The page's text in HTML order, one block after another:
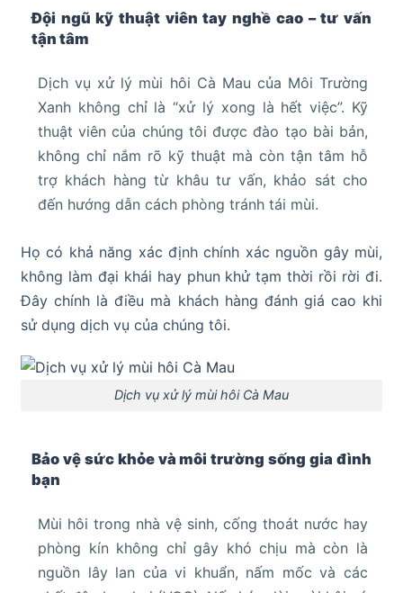
Đội ngũ kỹ thuật viên tay nghề cao – tư vấn
tận tâm
Dịch vụ xử lý mùi hôi Cà Mau của Môi Trường
Xanh không chỉ là “xử lý xong là hết việc”. Kỹ
thuật viên của chúng tôi được đào tạo bài bản,
không chỉ nắm rõ kỹ thuật mà còn tận tâm hỗ
trợ khách hàng từ khâu tư vấn, khảo sát cho
đến hướng dẫn cách phòng tránh tái mùi.
Họ có khả năng xác định chính xác nguồn gây mùi,
không làm đại khái hay phun khử tạm thời rồi rời đi.
Đây chính là điều mà khách hàng đánh giá cao khi
sử dụng dịch vụ của chúng tôi.
Dịch vụ xử lý mùi hôi Cà Mau
Bảo vệ sức khỏe và môi trường sống gia đình
bạn
Mùi hôi trong nhà vệ sinh, cống thoát nước hay
phòng kín không chỉ gây khó chịu mà còn là
nguồn lây lan của vi khuẩn, nấm mốc và các